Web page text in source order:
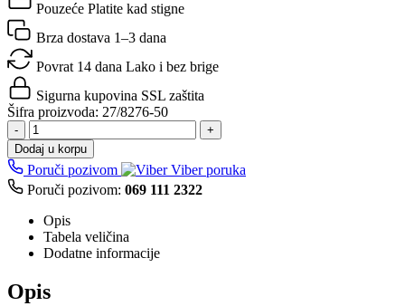
Pouzeće Platite kad stigne
Brza dostava 1–3 dana
Povrat 14 dana Lako i bez brige
Sigurna kupovina SSL zaštita
Šifra proizvoda: 27/8276-50
-
+
Dodaj u korpu
Poruči pozivom
Viber poruka
Poruči pozivom: 069 111 2322
Opis
Tabela veličina
Dodatne informacije
Opis